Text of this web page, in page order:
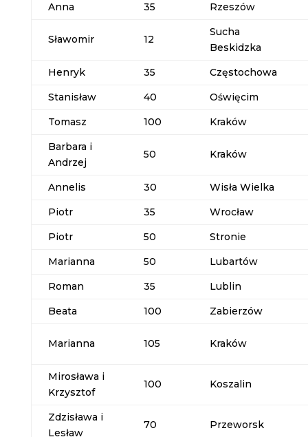
Anna 35 Rzeszów
Sławomir 12
Sucha
Beskidzka
Henryk
35
Częstochowa
Stanisław
40
Oświęcim
Tomasz
100
Kraków
Barbara i
Andrzej
50 Kraków
Annelis 30
Wisła Wielka
Piotr
35
Wrocław
Piotr
50
Stronie
Marianna
50
Lubartów
Roman
35
Lublin
Beata
100 Zabierzów
Marianna 105 Kraków
Mirosława i
Krzysztof
100 Koszalin
Zdzisława i
Lesław
70 Przeworsk